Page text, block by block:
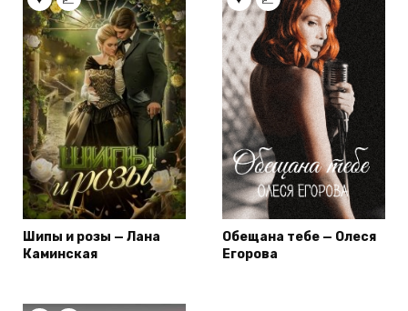
Шипы и розы — Лана
Каминская
Обещана тебе — Олеся
Егорова